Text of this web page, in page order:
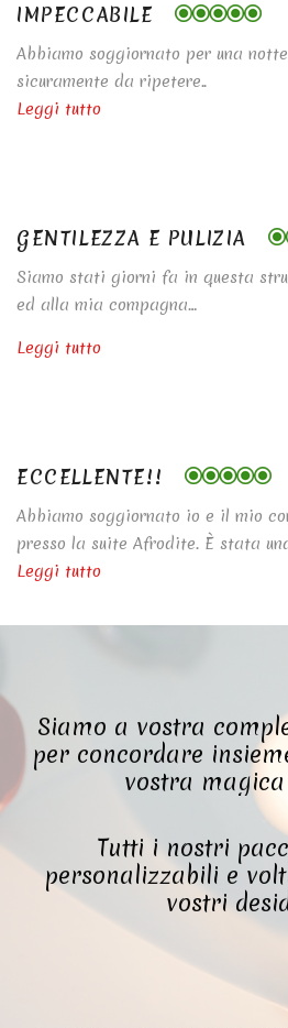
IMPECCABILE
Abbiamo soggiornato per una
sicuramente da ripetere..
Leggi tutto
GENTILEZZA E PULIZIA
Siamo stati giorni fa in questa
ed alla mia compagna…
Leggi tutto
ECCELLENTE!!
Abbiamo soggiornato io e il mio
presso la suite Afrodite. È stata
Leggi tutto
Siamo a vostra
per concordare
vostra
Tutti i nostri
personalizzabili e
vostri